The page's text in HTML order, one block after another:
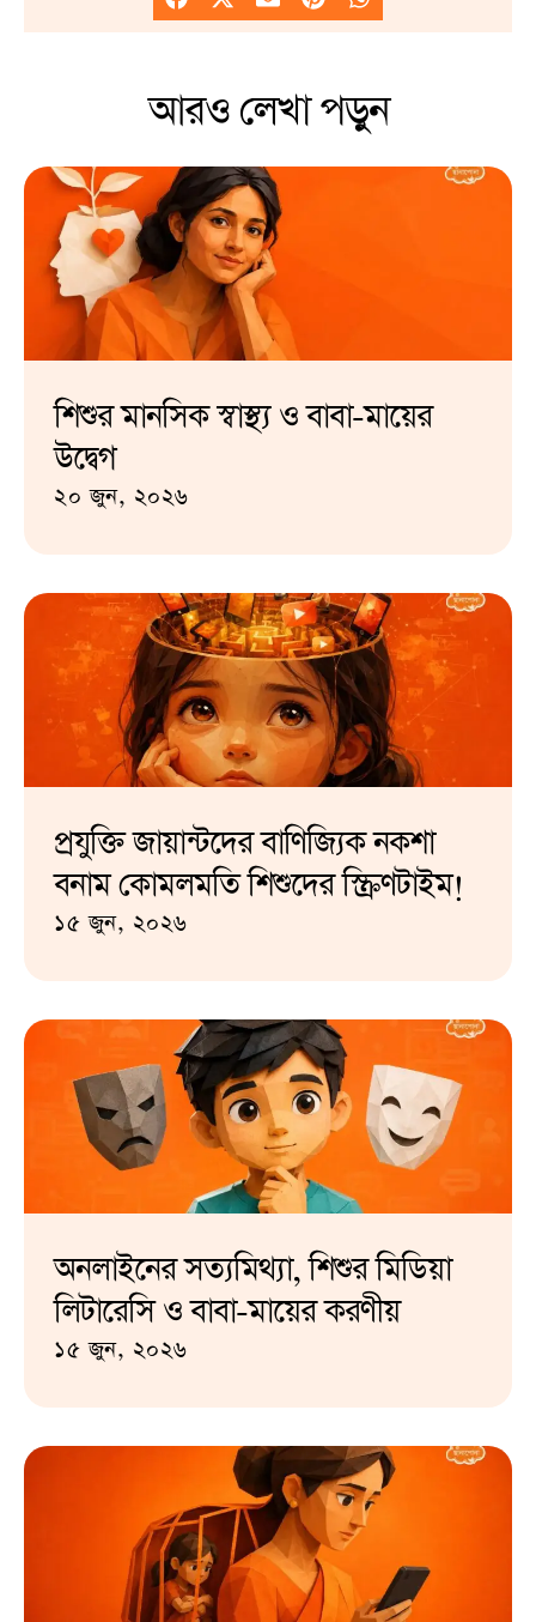
আরও লেখা পড়ুন
শিশুর মানসিক স্বাস্থ্য ও বাবা-মায়ের
উদ্বেগ
২০ জুন, ২০২৬
প্রযুক্তি জায়ান্টদের বাণিজ্যিক নকশা
বনাম কোমলমতি শিশুদের স্ক্রিণটাইম!
১৫ জুন, ২০২৬
অনলাইনের সত্যমিথ্যা, শিশুর মিডিয়া
লিটারেসি ও বাবা-মায়ের করণীয়
১৫ জুন, ২০২৬